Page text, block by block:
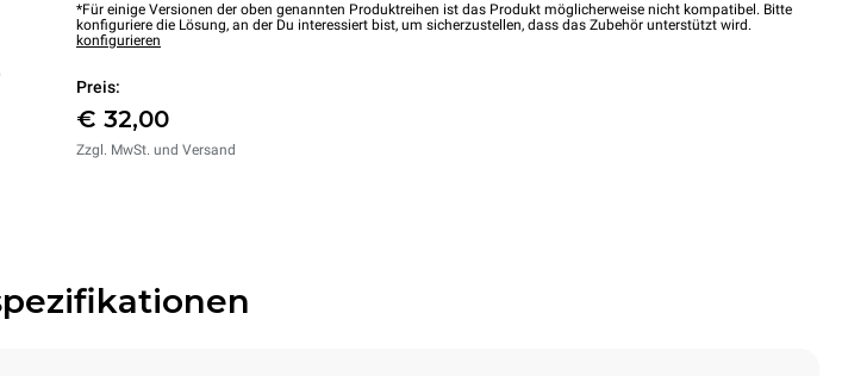
*Für einige Versionen der oben genannten Produktreihen ist das Produkt möglicherweise nicht kompatibel. Bitte
konfiguriere die Lösung, an der Du interessiert bist, um sicherzustellen, dass das Zubehör unterstützt wird.
konfigurieren
Preis:
€ 32,00
Zzgl. MwSt. und Versand